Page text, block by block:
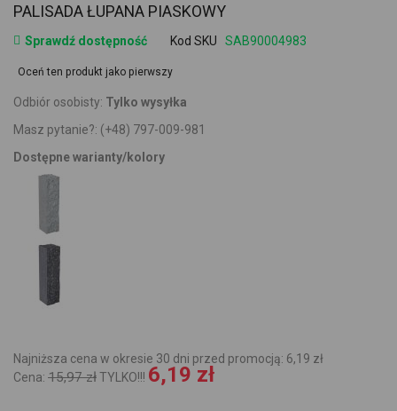
PALISADA ŁUPANA PIASKOWY
Sprawdź dostępność Kod SKU SAB90004983
Oceń ten produkt jako pierwszy
Odbiór osobisty: Tylko wysyłka
Masz pytanie?: (+48) 797-009-981
Dostępne warianty/kolory
Najniższa cena w okresie 30 dni przed promocją: 6,19 zł
Cena: 15,97 złTYLKO!!! 6,19 zł